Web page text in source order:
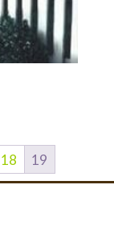
18 19